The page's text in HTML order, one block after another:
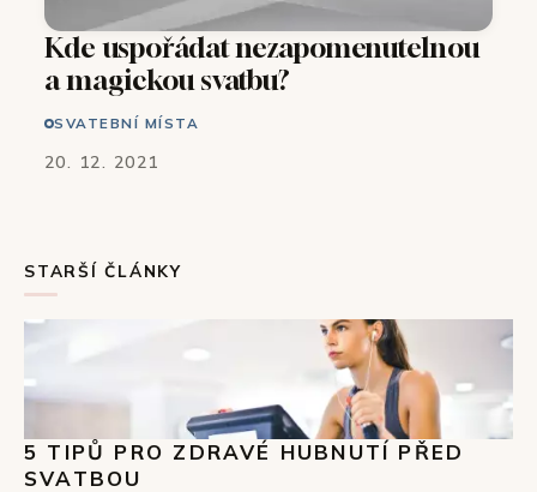
Kde uspořádat nezapomenutelnou
a magickou svatbu?
SVATEBNÍ MÍSTA
20. 12. 2021
STARŠÍ ČLÁNKY
5 TIPŮ PRO ZDRAVÉ HUBNUTÍ PŘED
SVATBOU